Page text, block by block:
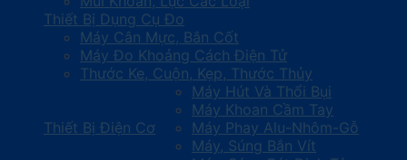
Thiết Bị Dụng Cụ Đo
Máy Cân Mực, Bắn Cốt
Máy Đo Khoảng Cách Điện Tử
Thước Ke, Cuộn, Kẹp, Thước Thủy
Thiết Bị Điện Cơ
Máy Hút Và Thổi Bụi
Máy Khoan Cầm Tay
Máy Phay Alu-Nhôm-Gỗ
Máy, Súng Bắn Vít